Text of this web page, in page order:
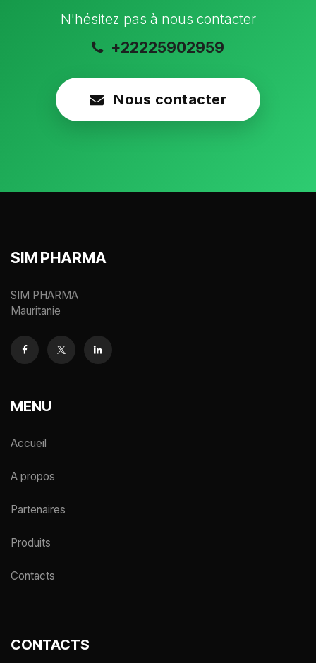
N'hésitez pas à nous contacter
+22225902959
Nous contacter
SIM PHARMA
SIM PHARMA
Mauritanie
MENU
Accueil
A propos
Partenaires
Produits
Contacts
CONTACTS